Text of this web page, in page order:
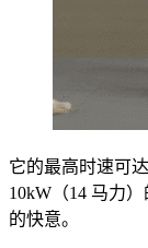
它的最高时速可
10kW（14 马力
的快意。